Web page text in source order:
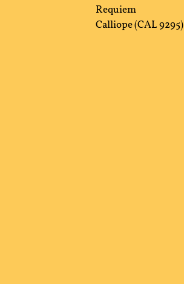
Requiem
Calliope (CAL 9295)